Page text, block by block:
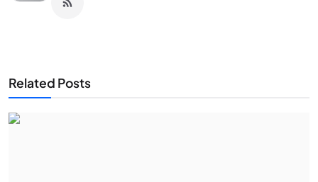
Related Posts